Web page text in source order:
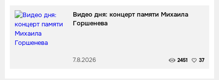
Видео дня: концерт памяти Михаила
Горшенева
7.8.2026 2451 37